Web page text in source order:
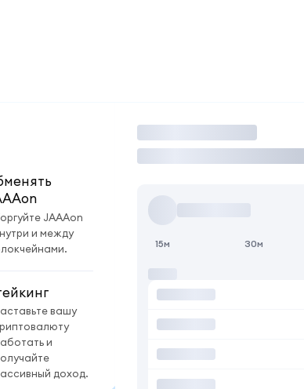
Торгуйте JAAAon
и между
вашу
и
доход.
Торговать
15м 30м